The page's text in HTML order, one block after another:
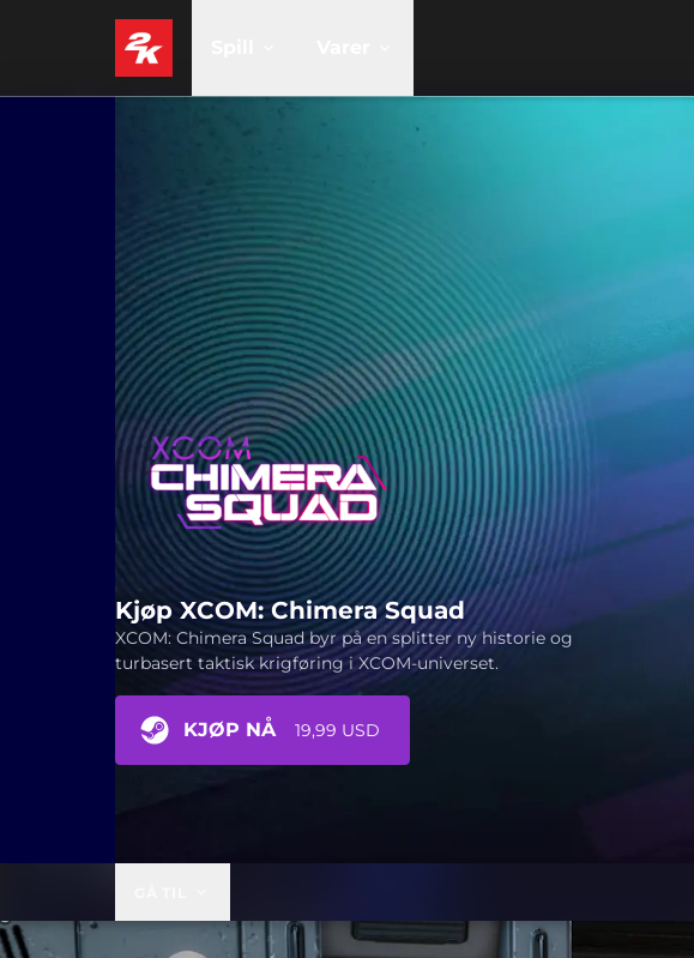
Kjøp XCOM: Chimera Squad
XCOM: Chimera Squad byr på en splitter ny historie og
turbasert taktisk krigføring i XCOM-universet.
KJØP NÅ 19,99 USD